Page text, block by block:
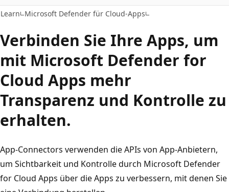
Learn Microsoft Defender für Cloud-Apps
Verbinden Sie Ihre Apps, um
mit Microsoft Defender for
Cloud Apps mehr
Transparenz und Kontrolle zu
erhalten.
App-Connectors verwenden die APIs von App-Anbietern,
um Sichtbarkeit und Kontrolle durch Microsoft Defender
for Cloud Apps über die Apps zu verbessern, mit denen Sie